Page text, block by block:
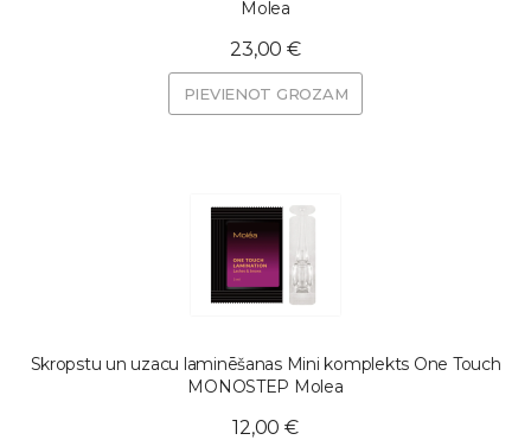
Molea
23,00 €
PIEVIENOT GROZAM
Skropstu un uzacu laminēšanas Mini komplekts One Touch
MONOSTEP Molea
12,00 €